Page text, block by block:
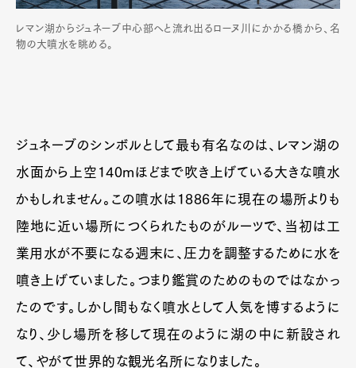
レマン湖からジュネーブ中心部へと流れ出るローヌ川にかかる橋から、名
物の大噴水を眺める。
ジュネーブのシンボルとして最も有名なのは、レマン湖の
水面から上空140mほどまで吹き上げている大きな噴水
かもしれません。この噴水は1886年に現在の場所よりも
陸地に近い場所につくられたものがルーツで、当初は工
業用水が不要になる週末に、圧力を調整するために水を
噴き上げていました。つまり鑑賞のためのものではなかっ
たのです。しかし間もなく噴水として人気を博するように
なり、少し場所を移して現在のように湖の中に新設され
て、やがて世界的な観光名所になりました。